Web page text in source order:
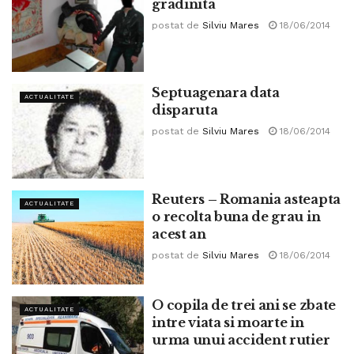
gradinita
postat de Silviu Mares 18/06/2014
ACTUALITATE
Septuagenara data
disparuta
postat de Silviu Mares 18/06/2014
ACTUALITATE
Reuters – Romania asteapta
o recolta buna de grau in
acest an
postat de Silviu Mares 18/06/2014
ACTUALITATE
O copila de trei ani se zbate
intre viata si moarte in
urma unui accident rutier